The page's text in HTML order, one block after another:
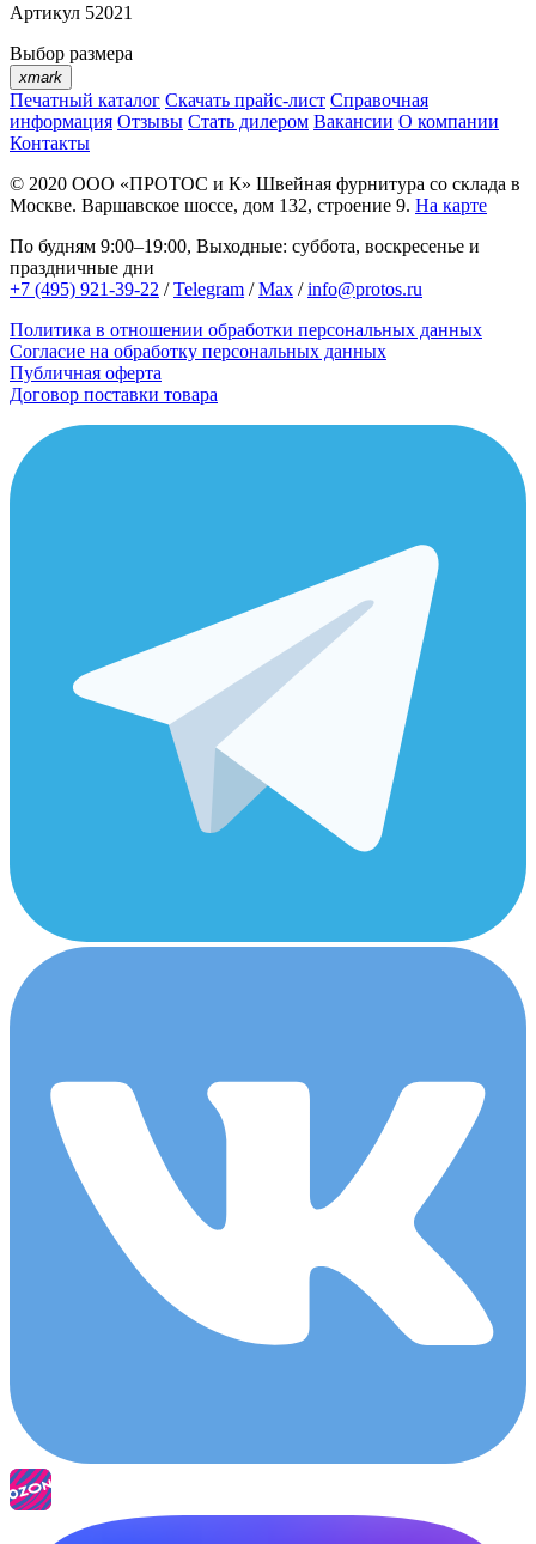
Артикул 52021
Выбор размера
xmark
Печатный каталог Скачать прайс-лист Справочная
информация Отзывы Стать дилером Вакансии О компании
Контакты
© 2020 ООО «ПРОТОС и К» Швейная фурнитура со склада в
Москве. Варшавское шоссе, дом 132, строение 9. На карте
По будням 9:00–19:00, Выходные: суббота, воскресенье и
праздничные дни
+7 (495) 921-39-22 /Telegram /Max /info@protos.ru
Политика в отношении обработки персональных данных
Согласие на обработку персональных данных
Публичная оферта
Договор поставки товара